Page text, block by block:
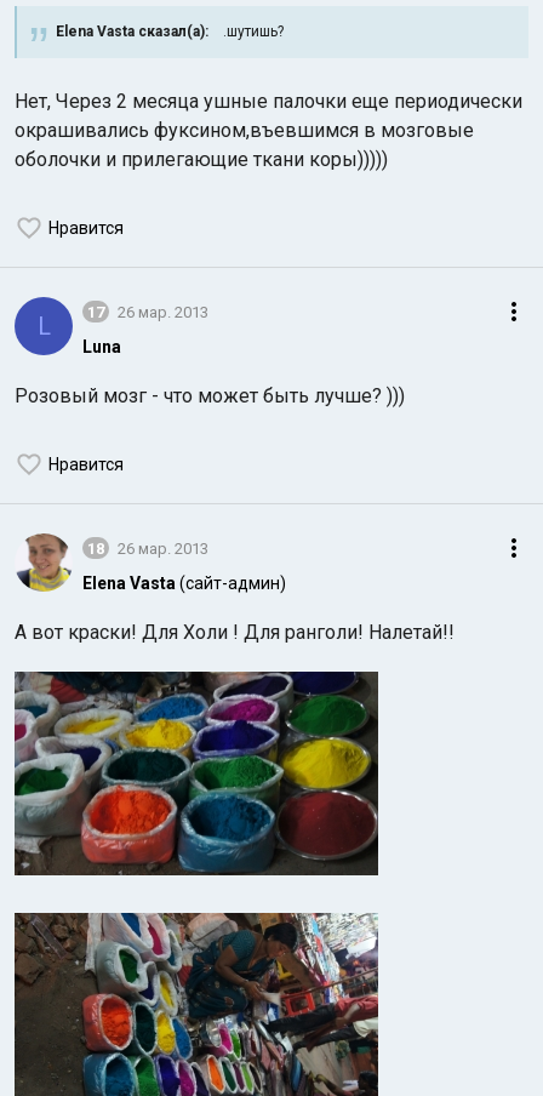
Elena Vasta сказал(а): .шутишь?
Нет, Через 2 месяца ушные палочки еще периодически
окрашивались фуксином,въевшимся в мозговые
оболочки и прилегающие ткани коры)))))
Нравится
L 17 26 мар. 2013
Luna
Розовый мозг - что может быть лучше? )))
Нравится
18 26 мар. 2013
Elena Vasta (сайт-админ)
А вот краски! Для Холи ! Для ранголи! Налетай!!